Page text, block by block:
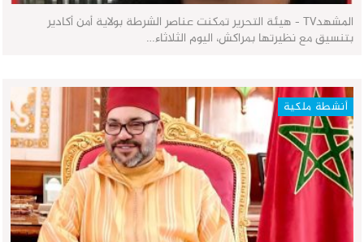
المشهدTV - هيئة التحرير تمكنت عناصر الشرطة بولاية أمن أكادير
بتنسيق مع نظيرتها بمراكش، اليوم الثلاثاء…
أنشطة ملكية